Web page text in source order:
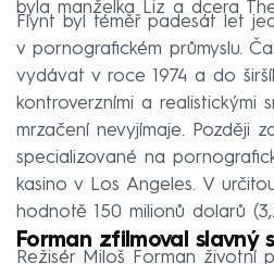
byla manželka Liz a dcera
Flynt byl téměř padesát let
v pornografickém průmyslu.
vydávat v roce 1974 a do
kontroverzními a realistickými
mrzačení nevyjímaje. Později
specializované na
kasino v Los Angeles. V
hodnotě 150 milionů dolarů
Forman zfilmoval slavný
Režisér Miloš Forman životní